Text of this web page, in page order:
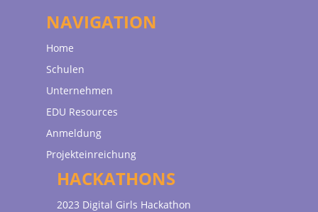
NAVIGATION
Home
Schulen
Unternehmen
EDU Resources
Anmeldung
Projekteinreichung
HACKATHONS
2023 Digital Girls Hackathon